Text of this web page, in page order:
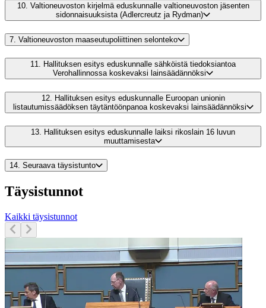
10. Valtioneuvoston kirjelmä eduskunnalle valtioneuvoston jäsenten
sidonnaisuuksista (Adlercreutz ja Rydman)
7. Valtioneuvoston maaseutupoliittinen selonteko
11. Hallituksen esitys eduskunnalle sähköistä tiedoksiantoa
Verohallinnossa koskevaksi lainsäädännöksi
12.
Hallituksen esitys eduskunnalle Euroopan unionin
listautumissäädöksen täytäntöönpanoa koskevaksi lainsäädännöksi
13. Hallituksen esitys eduskunnalle laiksi rikoslain 16 luvun
muuttamisesta
14. Seuraava täysistunto
Täysistunnot
Kaikki täysistunnot